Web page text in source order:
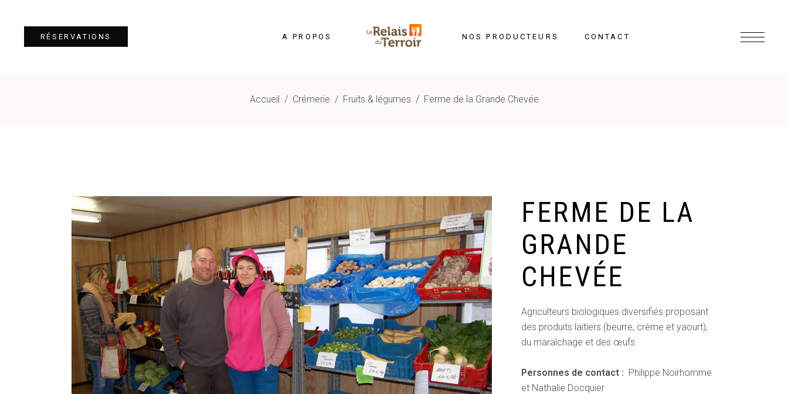
RÉSERVATIONS A PROPOS NOS PRODUCTEURS CONTACT
Accueil / Crémerie / Fruits & légumes / Ferme de la Grande Chevée
FERME DE LA
GRANDE
CHEVÉE
Agriculteurs biologiques diversifiés proposant
des produits laitiers (beurre, crème et yaourt),
du maraîchage et des œufs
Personnes de contact : Philippe Noirhomme
et Nathalie Docquier